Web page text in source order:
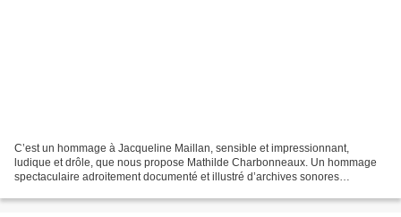
C’est un hommage à Jacqueline Maillan, sensible et impressionnant,
ludique et drôle, que nous propose Mathilde Charbonneaux. Un hommage
spectaculaire adroitement documenté et illustré d’archives sonores